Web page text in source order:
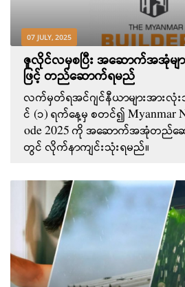
07 JULY, 2025
ဇူလိုင်လမှစပြီး အဆောက်အအုံမျ
ဖြင့် တည်ဆောက်ရမည်
လက်မှတ်ရအင်ဂျင်နီယာများအားလုံ
င် (၁) ရက်နေ့မှ စတင်၍ Myanmar
ode 2025 ကို အဆောက်အအုံတည်ဆေ
တွင် လိုက်နာကျင်းသုံးရမည်။